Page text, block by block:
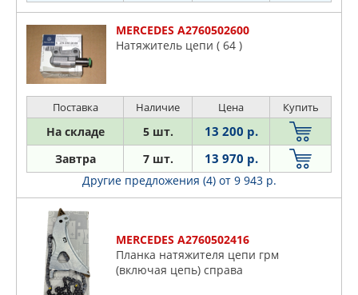
MERCEDES A2760502600
Натяжитель цепи ( 64 )
Поставка Наличие Цена Купить
На складе 5 шт. 13 200 р.
Завтра 7 шт. 13 970 р.
Другие предложения (4) от 9 943 р.
MERCEDES A2760502416
Плaнкa нaтяжитeля цeпи гpм
(включaя цeпь) cпpaвa